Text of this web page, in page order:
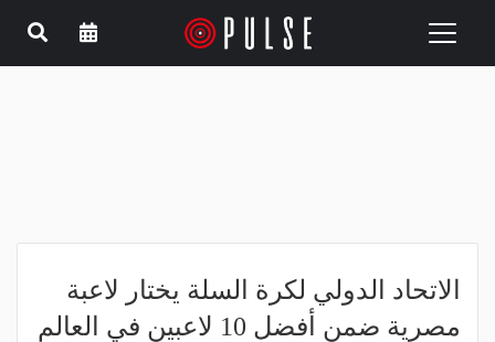
Toggle
الاتحاد الدولي لكرة السلة يختار لاعبة
مصرية ضمن أفضل 10 لاعبين في العالم